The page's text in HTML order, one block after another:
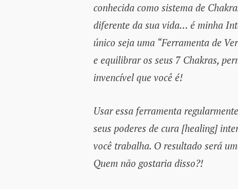
conhecida como sistema de
diferente da sua vida… é minha
único seja uma “Ferramenta de
e equilibrar os seus 7 Chakras,
invencível que você é!
Usar essa ferramenta
seus poderes de cura [healing]
você trabalha. O resultado será
Quem não gostaria disso?!